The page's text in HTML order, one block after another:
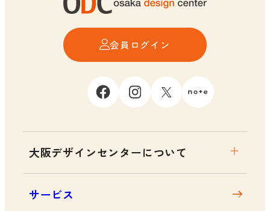
会員ログイン
大阪デザインセンターについて
デザイン経営とは
サービス